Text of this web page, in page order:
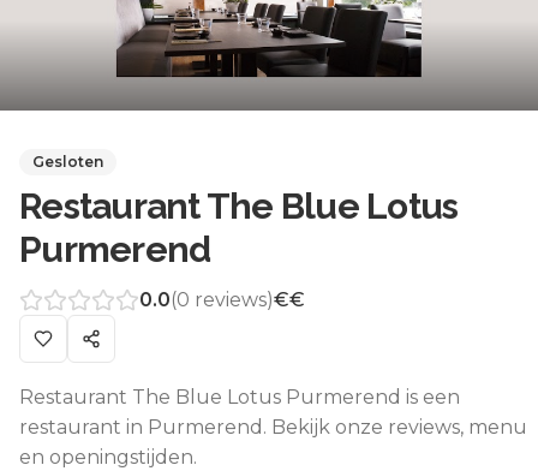
Reviews
Gesloten
Restaurant The Blue Lotus
Purmerend
0.0(0 reviews)€€
Restaurant The Blue Lotus Purmerend is een
restaurant in Purmerend. Bekijk onze reviews, menu
en openingstijden.